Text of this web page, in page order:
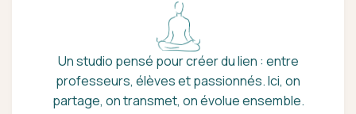
Un studio pensé pour créer du lien : entre
professeurs, élèves et passionnés. Ici, on
partage, on transmet, on évolue ensemble.